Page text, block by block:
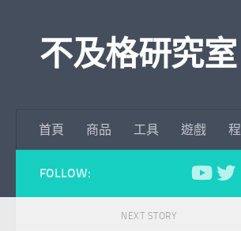
不及格研究室
首頁 商品 工具 遊戲
FOLLOW:
NEXT STORY